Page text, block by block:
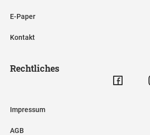
E-Paper
Kontakt
Rechtliches
Impressum
AGB